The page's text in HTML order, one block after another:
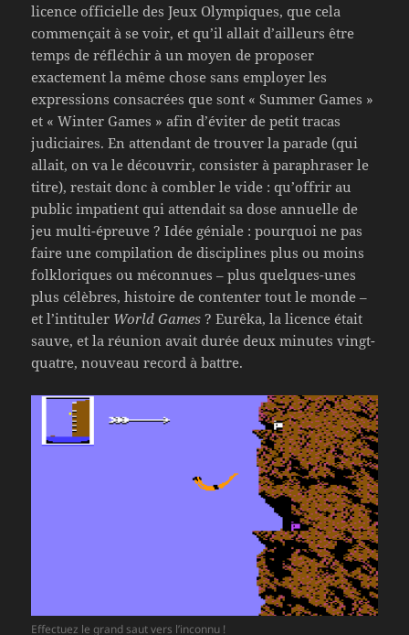
licence officielle des Jeux Olympiques, que cela
commençait à se voir, et qu’il allait d’ailleurs être
temps de réfléchir à un moyen de proposer
exactement la même chose sans employer les
expressions consacrées que sont « Summer Games »
et « Winter Games » afin d’éviter de petit tracas
judiciaires. En attendant de trouver la parade (qui
allait, on va le découvrir, consister à paraphraser le
titre), restait donc à combler le vide : qu’offrir au
public impatient qui attendait sa dose annuelle de
jeu multi-épreuve ? Idée géniale : pourquoi ne pas
faire une compilation de disciplines plus ou moins
folkloriques ou méconnues – plus quelques-unes
plus célèbres, histoire de contenter tout le monde –
et l’intituler World Games ? Eurêka, la licence était
sauve, et la réunion avait durée deux minutes vingt-
quatre, nouveau record à battre.
Effectuez le grand saut vers l’inconnu !